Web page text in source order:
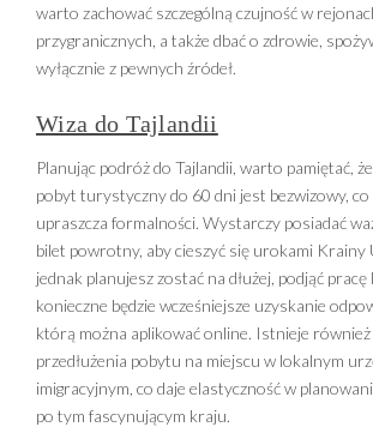
warto zachować szczególną czujność w
przygranicznych, a także dbać o zdrowie,
wyłącznie z pewnych źródeł.
Wiza do Tajlandii
Planując podróż do Tajlandii, warto pamiętać,
pobyt turystyczny do 60 dni jest bezwizowy, co
upraszcza formalności. Wystarczy posiadać
bilet powrotny, aby cieszyć się urokami Krainy
jednak planujesz zostać na dłużej, podjąć pracę
konieczne będzie wcześniejsze uzyskanie
którą można aplikować online. Istnieje
przedłużenia pobytu na miejscu w lokalnym
imigracyjnym, co daje elastyczność w
po tym fascynującym kraju.